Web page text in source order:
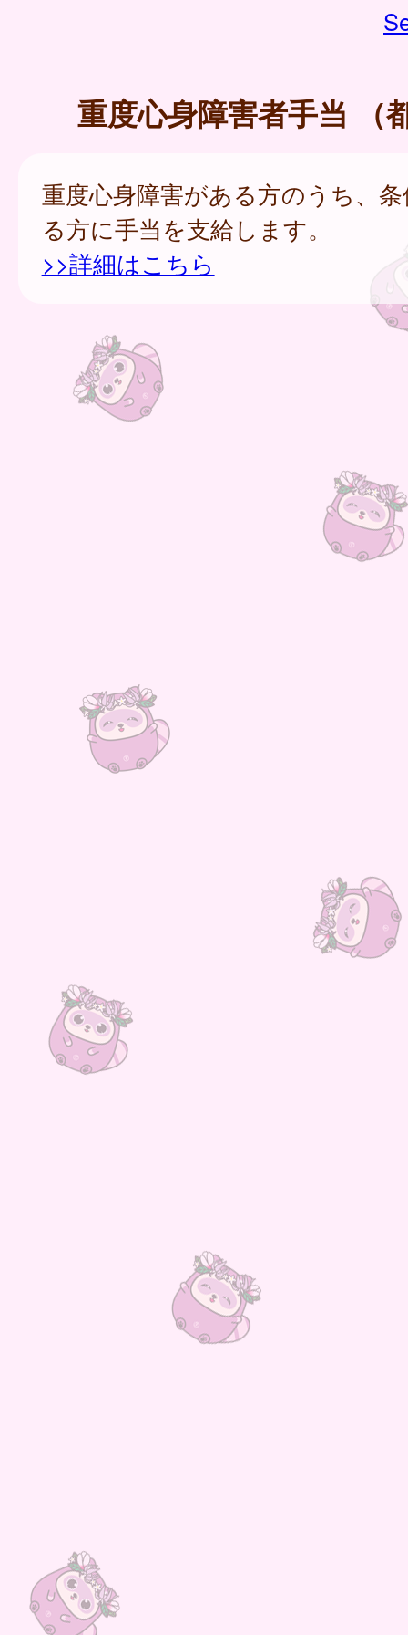
重度心身障害者手当 （
重度心身障害がある方のうち、
る方に手当を支給します。
>>詳細はこちら